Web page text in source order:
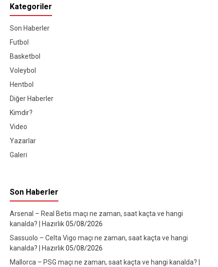
Kategoriler
Son Haberler
Futbol
Basketbol
Voleybol
Hentbol
Diğer Haberler
Kimdir?
Video
Yazarlar
Galeri
Son Haberler
Arsenal – Real Betis maçı ne zaman, saat kaçta ve hangi
kanalda? | Hazırlık05/08/2026
Sassuolo – Celta Vigo maçı ne zaman, saat kaçta ve hangi
kanalda? | Hazırlık05/08/2026
Mallorca – PSG maçı ne zaman, saat kaçta ve hangi kanalda? |